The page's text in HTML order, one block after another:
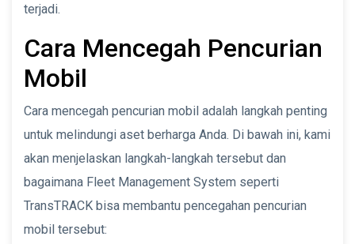
terjadi.
Cara Mencegah Pencurian
Mobil
Cara mencegah pencurian mobil adalah langkah penting
untuk melindungi aset berharga Anda. Di bawah ini, kami
akan menjelaskan langkah-langkah tersebut dan
bagaimana Fleet Management System seperti
TransTRACK bisa membantu pencegahan pencurian
mobil tersebut: